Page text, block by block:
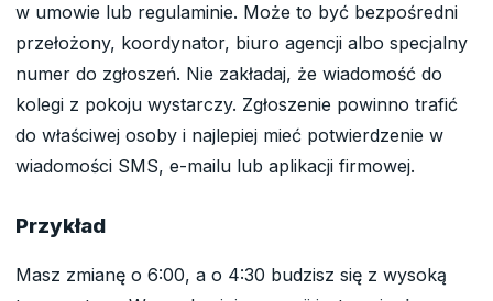
w umowie lub regulaminie. Może to być bezpośredni
przełożony, koordynator, biuro agencji albo specjalny
numer do zgłoszeń. Nie zakładaj, że wiadomość do
kolegi z pokoju wystarczy. Zgłoszenie powinno trafić
do właściwej osoby i najlepiej mieć potwierdzenie w
wiadomości SMS, e-mailu lub aplikacji firmowej.
Przykład
Masz zmianę o 6:00, a o 4:30 budzisz się z wysoką